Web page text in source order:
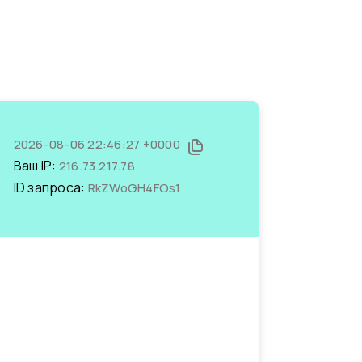
2026-08-06 22:46:27 +0000
Ваш IP: 216.73.217.78
ID запроса: RkZWoGH4FOs1